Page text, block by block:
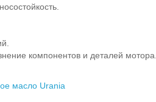
компонентов и деталей мотора.
масло Urania